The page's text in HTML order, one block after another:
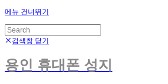
메뉴 건너뛰기
검색창 닫기
용인 휴대폰 성지